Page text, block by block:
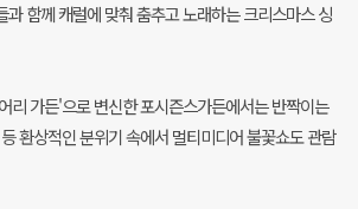
과 함께 캐럴에 맞춰 춤추고 노래하는 크리스마스 싱
리 가든'으로 변신한 포시즌스가든에서는 반짝이는
환상적인 분위기 속에서 멀티미디어 불꽃쇼도 관람